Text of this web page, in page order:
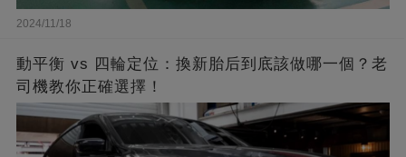
2024/11/18
動平衡 vs 四輪定位：換新胎后到底該做哪一個？老
司機教你正確選擇！